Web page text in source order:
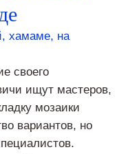
своего
ищут мастеров,
мозаики
вариантов, но